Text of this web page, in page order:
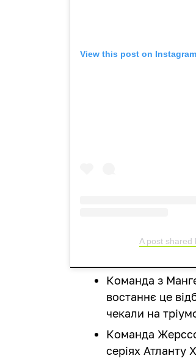
View this post on Instagram
A post shared
Команда з
востаннє це
чекали на
Команда
серіях Атланту